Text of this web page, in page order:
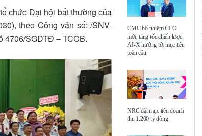
chức Đại hội bất thường của
theo Công văn số: /SNV-
4706/SGDTĐ – TCCB.
CMC bổ nhiệm CEO
mới, tăng tốc chiến lược
AI-X hướng tới mục tiêu
toàn cầu
NRC đặt mục tiêu doanh
thu 1.200 tỷ đồng